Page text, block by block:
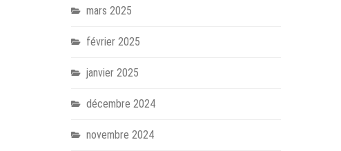
mars 2025
février 2025
janvier 2025
décembre 2024
novembre 2024